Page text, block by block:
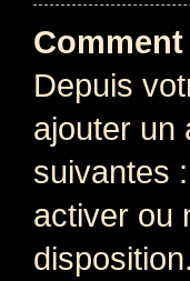
Depuis
ajouter un
suivantes
activer ou